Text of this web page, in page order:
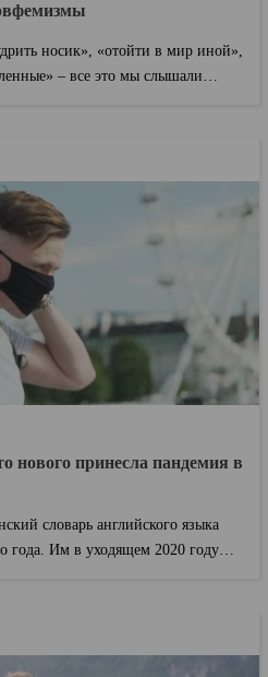
носик», «отойти в мир иной»,
– все это мы слышали
принесла пандемия в
словарь английского языка
года. Им в уходящем 2020 году